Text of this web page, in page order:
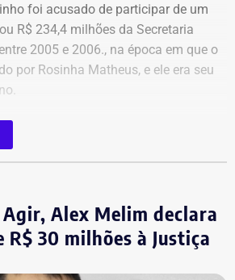
foi acusado de participar de um
R$ 234,4 milhões da Secretaria
2005 e 2006., na época em que o
por Rosinha Matheus, e ele era seu
tornou-se definitiva.
sentença. Além da comunicação à
pede a inclusão do nome de
Nacional de Condenados por Ato
Alex Melim declara
30 milhões à Justiça